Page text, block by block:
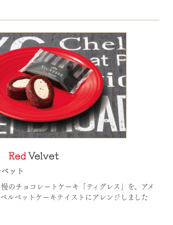
のチョコレートケーキ「ティグレス」を、アメ
ルベットケーキテイストにアレンジしました